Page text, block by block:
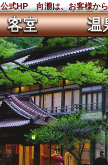
公式HP 向瀧は、お客様か